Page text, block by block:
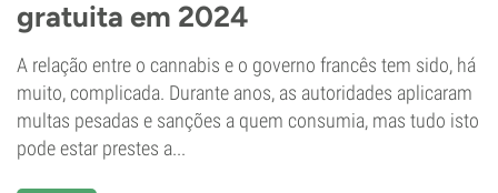
gratuita em 2024
A relação entre o cannabis e o governo francês tem sido, há
muito, complicada. Durante anos, as autoridades aplicaram
multas pesadas e sanções a quem consumia, mas tudo isto
pode estar prestes a...